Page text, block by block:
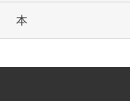
本